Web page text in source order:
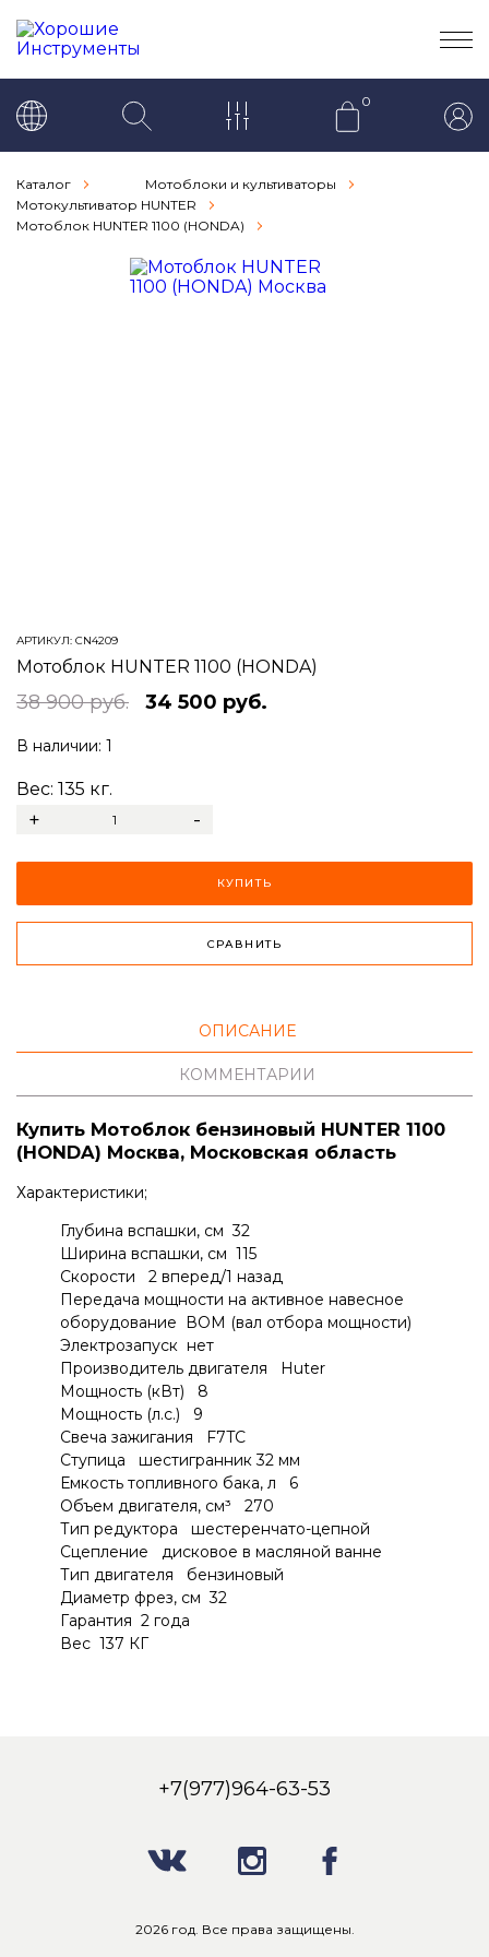
0
Каталог
Мотоблоки и культиваторы
Мотокультиватор HUNTER
Мотоблок HUNTER 1100 (HONDA)
АРТИКУЛ: CN4209
Мотоблок HUNTER 1100 (HONDA)
38 900 руб. 34 500 руб.
В наличии: 1
Вес: 135 кг.
+ -
КУПИТЬ
СРАВНИТЬ
ОПИСАНИЕ
КОММЕНТАРИИ
Купить Мотоблок бензиновый HUNTER 1100
(HONDA) Москва, Московская область
Характеристики;
Глубина вспашки, см 32
Ширина вспашки, см 115
Скорости 2 вперед/1 назад
Передача мощности на активное навесное
оборудование ВОМ (вал отбора мощности)
Электрозапуск нет
Производитель двигателя Huter
Мощность (кВт) 8
Мощность (л.с.) 9
Свеча зажигания F7TC
Ступица шестигранник 32 мм
Емкость топливного бака, л 6
Объем двигателя, см³ 270
Тип редуктора шестеренчато-цепной
Сцепление дисковое в масляной ванне
Тип двигателя бензиновый
Диаметр фрез, см 32
Гарантия 2 года
Вес 137 КГ
+7(977)964-63-53
2026 год. Все права защищены.